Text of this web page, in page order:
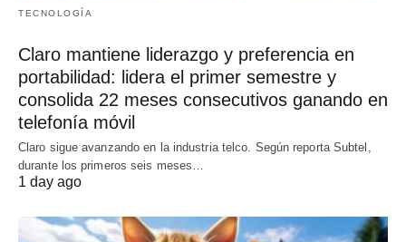
TECNOLOGÍA
Claro mantiene liderazgo y preferencia en
portabilidad: lidera el primer semestre y
consolida 22 meses consecutivos ganando en
telefonía móvil
Claro sigue avanzando en la industria telco. Según reporta Subtel,
durante los primeros seis meses…
1 day ago